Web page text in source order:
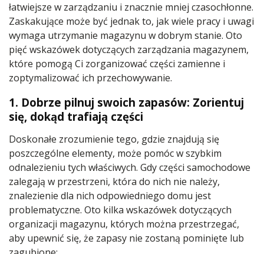
łatwiejsze w zarządzaniu i znacznie mniej czasochłonne.
Zaskakujące może być jednak to, jak wiele pracy i uwagi
wymaga utrzymanie magazynu w dobrym stanie. Oto
pięć wskazówek dotyczących zarządzania magazynem,
które pomogą Ci zorganizować części zamienne i
zoptymalizować ich przechowywanie.
1. Dobrze pilnuj swoich zapasów: Zorientuj
się, dokąd trafiają części
Doskonałe zrozumienie tego, gdzie znajdują się
poszczególne elementy, może pomóc w szybkim
odnalezieniu tych właściwych. Gdy części samochodowe
zalegają w przestrzeni, która do nich nie należy,
znalezienie dla nich odpowiedniego domu jest
problematyczne. Oto kilka wskazówek dotyczących
organizacji magazynu, których można przestrzegać,
aby upewnić się, że zapasy nie zostaną pominięte lub